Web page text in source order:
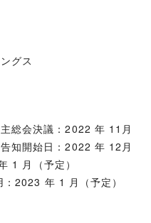
グス
総会決議：2022 年 11月
知開始日：2022 年 12月
1 月（予定）
2023 年 1 月（予定）